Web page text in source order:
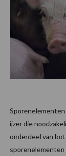
Sporenelementen
ijzer die
onderdeel van
sporenelementen